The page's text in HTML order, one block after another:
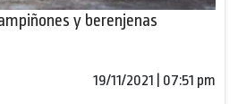
y berenjenas
19/11/2021 | 07:51 pm